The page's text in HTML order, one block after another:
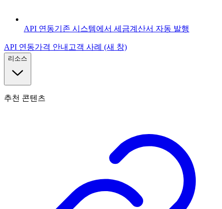
API 연동기존 시스템에서 세금계산서 자동 발행
API 연동가격 안내 고객 사례 (새 창)
리소스
추천 콘텐츠